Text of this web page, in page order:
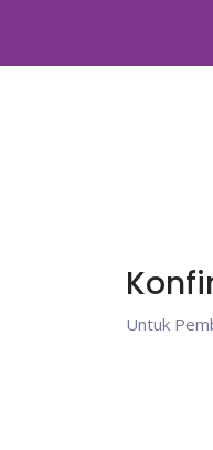
Untuk